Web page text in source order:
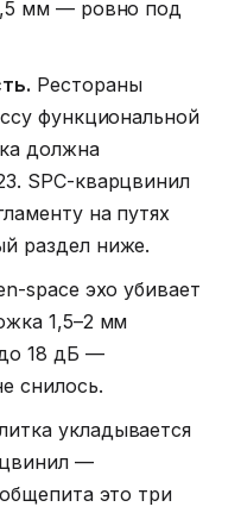
мм — ровно под
Рестораны
функциональной
должна
SPC-кварцвинил
на путях
раздел ниже.
space эхо убивает
1,5–2 мм
18 дБ —
снилось.
укладывается
—
это три